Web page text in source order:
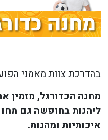
בהדרכת צוות מאמני
מחנה הכדורגל, מזמין
ליהנות בחופשה גם
איכותיות ומהנות.